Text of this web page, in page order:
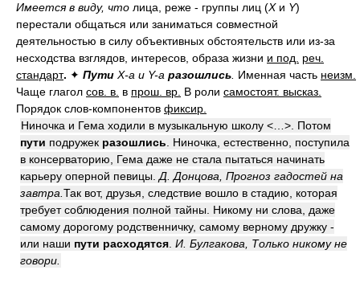
Имеется в виду, что лица, реже - группы лиц (Xи Y)
перестали общаться или заниматься совместной
деятельностью в силу объективных обстоятельств или из-за
несходства взглядов, интересов, образа жизни и под.
реч.
стандарт. ✦ Пути X-а и Y-а разошлись Именная часть неизм.
Чаще глагол сов. в. в прош. вр. В роли самостоят. высказ.
Порядок слов-компонентов фиксир.
Ниночка и Гема ходили в музыкальную школу <…>. Потом
пути подружек разошлись . Ниночка, естественно, поступила
в консерваторию, Гема даже не стала пытаться начинать
карьеру оперной певицы. Д. Донцова, Прогноз гадостей на
завтра. Так вот, друзья, следствие вошло в стадию, которая
требует соблюдения полной тайны. Никому ни слова, даже
самому дорогому родственничку, самому верному дружку -
или наши пути расходятся И. Булгакова, Только никому не
говори.